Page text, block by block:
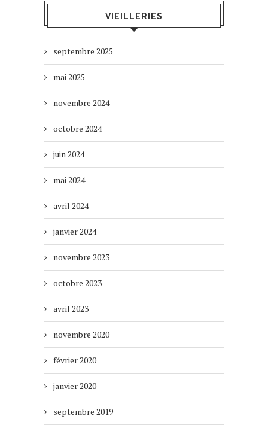
VIEILLERIES
septembre 2025
mai 2025
novembre 2024
octobre 2024
juin 2024
mai 2024
avril 2024
janvier 2024
novembre 2023
octobre 2023
avril 2023
novembre 2020
février 2020
janvier 2020
septembre 2019